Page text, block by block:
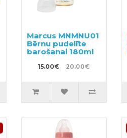
Marcus MNMNU01
Bērnu pudelīte
barošanai 180ml
15.00€ 20.00€